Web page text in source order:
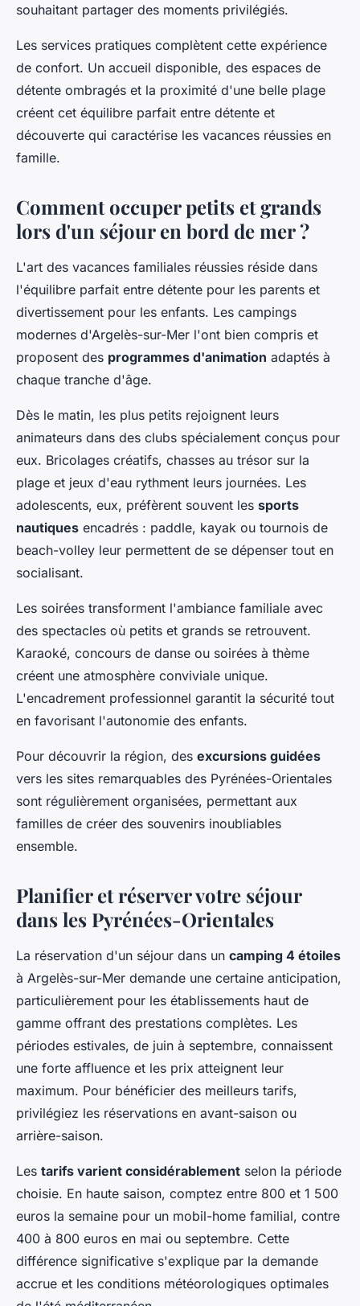
souhaitant partager des moments privilégiés.
Les services pratiques complètent cette expérience
de confort. Un accueil disponible, des espaces de
détente ombragés et la proximité d'une belle plage
créent cet équilibre parfait entre détente et
découverte qui caractérise les vacances réussies en
famille.
Comment occuper petits et grands
lors d'un séjour en bord de mer ?
L'art des vacances familiales réussies réside dans
l'équilibre parfait entre détente pour les parents et
divertissement pour les enfants. Les campings
modernes d'Argelès-sur-Mer l'ont bien compris et
proposent des programmes d'animation adaptés à
chaque tranche d'âge.
Dès le matin, les plus petits rejoignent leurs
animateurs dans des clubs spécialement conçus pour
eux. Bricolages créatifs, chasses au trésor sur la
plage et jeux d'eau rythment leurs journées. Les
adolescents, eux, préfèrent souvent les sports
nautiques encadrés : paddle, kayak ou tournois de
beach-volley leur permettent de se dépenser tout en
socialisant.
Les soirées transforment l'ambiance familiale avec
des spectacles où petits et grands se retrouvent.
Karaoké, concours de danse ou soirées à thème
créent une atmosphère conviviale unique.
L'encadrement professionnel garantit la sécurité tout
en favorisant l'autonomie des enfants.
Pour découvrir la région, des excursions guidées
vers les sites remarquables des Pyrénées-Orientales
sont régulièrement organisées, permettant aux
familles de créer des souvenirs inoubliables
ensemble.
Planifier et réserver votre séjour
dans les Pyrénées-Orientales
La réservation d'un séjour dans un camping 4 étoiles
à Argelès-sur-Mer demande une certaine anticipation,
particulièrement pour les établissements haut de
gamme offrant des prestations complètes. Les
périodes estivales, de juin à septembre, connaissent
une forte affluence et les prix atteignent leur
maximum. Pour bénéficier des meilleurs tarifs,
privilégiez les réservations en avant-saison ou
arrière-saison.
Les tarifs varient considérablement selon la période
choisie. En haute saison, comptez entre 800 et 1 500
euros la semaine pour un mobil-home familial, contre
400 à 800 euros en mai ou septembre. Cette
différence significative s'explique par la demande
accrue et les conditions météorologiques optimales